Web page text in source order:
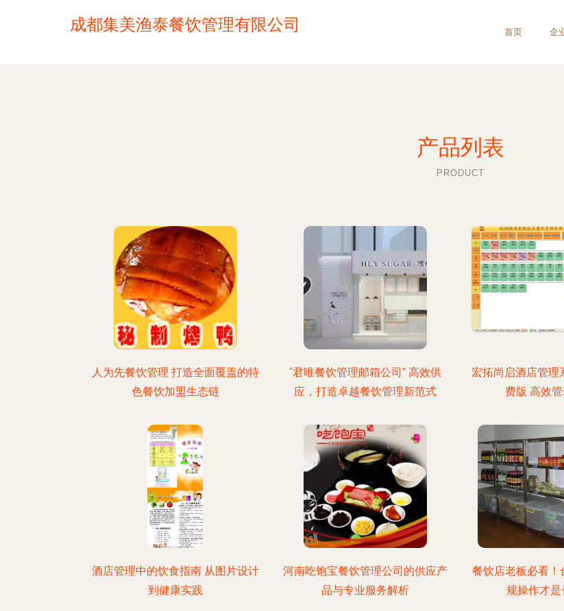
成都集美渔泰餐饮管理有限公司 首页 企
产品列表
PRODUCT
人为先餐饮管理 打造全面覆盖的特
色餐饮加盟生态链
“君唯餐饮管理邮箱公司” 高效供
应，打造卓越餐饮管理新范式
宏拓尚启酒店管理
费版 高效
酒店管理中的饮食指南 从图片设计
到健康实践
河南吃饱宝餐饮管理公司的供应产
品与专业服务解析
餐饮店老板必看！
规操作才是